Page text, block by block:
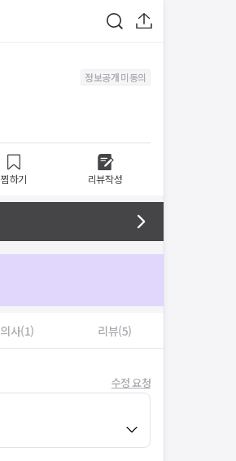
정보공개 미동의
찜하기 리뷰작성
의사(1) 리뷰(5)
수정 요청